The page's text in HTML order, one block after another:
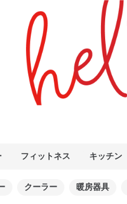
フィットネス キッチン
クーラー 暖房器具